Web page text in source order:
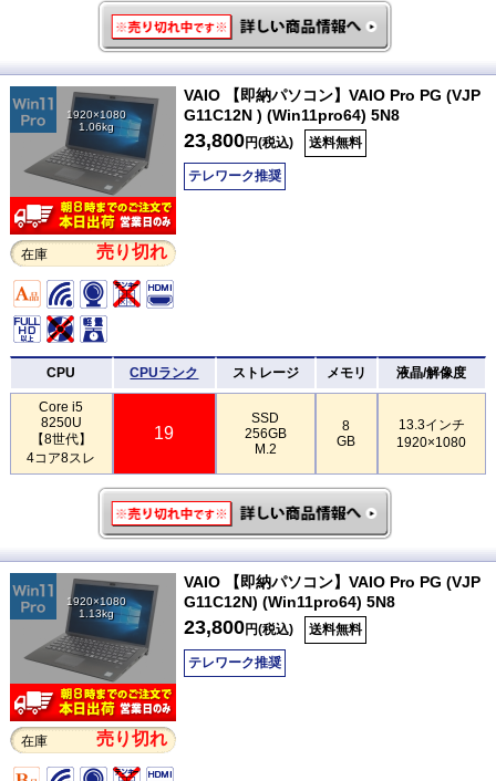
1920×1080
1.06kg
在庫 売り切れ
VAIO 【即納パソコン】VAIO Pro PG (VJP
G11C12N ) (Win11pro64) 5N8
23,800円(税込) 送料無料
テレワーク推奨
CPU CPUランク ストレージ メモリ 液晶/解像度
Core i5
8250U
【8世代】
4コア8スレ
19
SSD
256GB
M.2
8
GB
13.3インチ
1920×1080
1920×1080
1.13kg
在庫 売り切れ
VAIO 【即納パソコン】VAIO Pro PG (VJP
G11C12N) (Win11pro64) 5N8
23,800円(税込) 送料無料
テレワーク推奨